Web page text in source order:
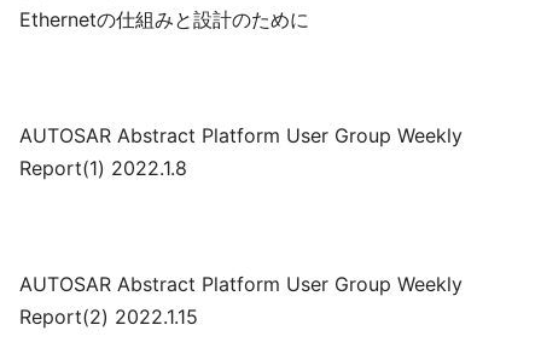
Ethernetの仕組みと設計のために
AUTOSAR Abstract Platform User Group Weekly
Report(1) 2022.1.8
AUTOSAR Abstract Platform User Group Weekly
Report(2) 2022.1.15